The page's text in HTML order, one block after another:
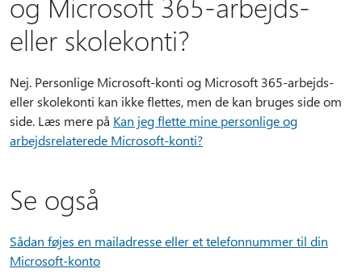
eller skolekonti?
Nej. Personlige Microsoft-konti og Microsoft 365-arbejds-
eller skolekonti kan ikke flettes, men de kan bruges side om
side. Læs mere på Kan jeg flette mine personlige og
arbejdsrelaterede Microsoft-konti?
Se også
Sådan føjes en mailadresse eller et telefonnummer til din
Microsoft-konto